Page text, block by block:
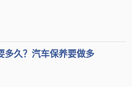
多久？汽车保养要做多